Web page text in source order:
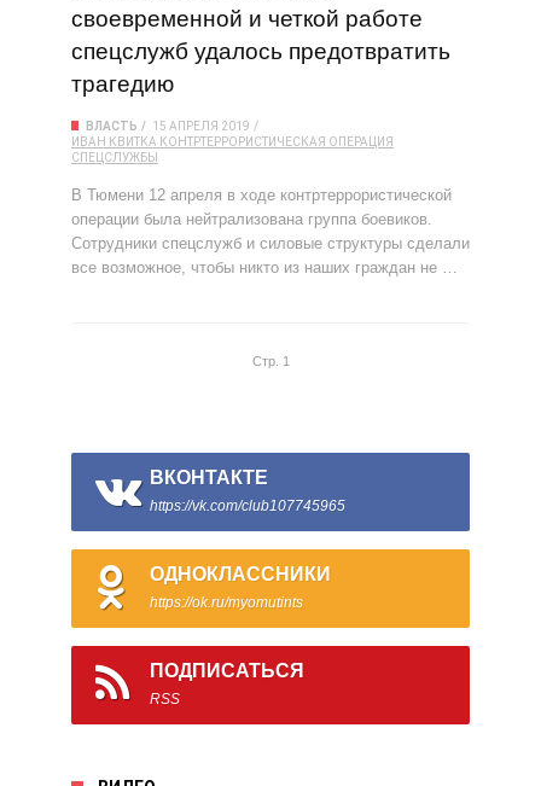
своевременной и четкой работе
спецслужб удалось предотвратить
трагедию
ВЛАСТЬ
15 АПРЕЛЯ 2019
ИВАН КВИТКА КОНТРТЕРРОРИСТИЧЕСКАЯ ОПЕРАЦИЯ
СПЕЦСЛУЖБЫ
В Тюмени 12 апреля в ходе контртеррористической
операции была нейтрализована группа боевиков.
Сотрудники спецслужб и силовые структуры сделали
все возможное, чтобы никто из наших граждан не …
Стр. 1
ВКОНТАКТЕ
https://vk.com/club107745965
ОДНОКЛАССНИКИ
https://ok.ru/myomutints
ПОДПИСАТЬСЯ
RSS